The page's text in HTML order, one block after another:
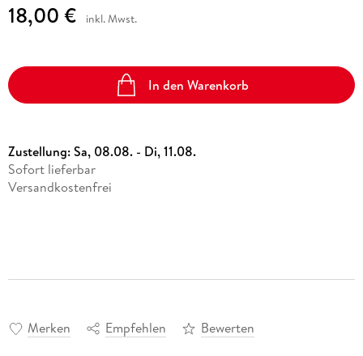
18,00 € inkl. Mwst.
In den Warenkorb
Zustellung:Sa, 08.08. - Di, 11.08.
Sofort lieferbar
Versandkostenfrei
Merken Empfehlen Bewerten